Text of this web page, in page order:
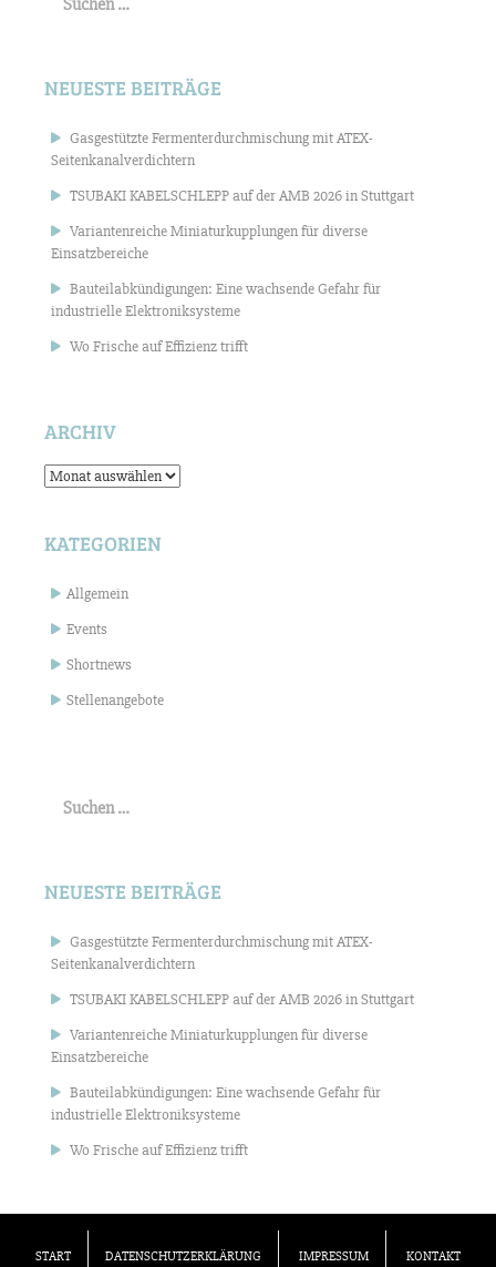
NEUESTE BEITRÄGE
Gasgestützte Fermenterdurchmischung mit ATEX-
Seitenkanalverdichtern
TSUBAKI KABELSCHLEPP auf der AMB 2026 in Stuttgart
Variantenreiche Miniaturkupplungen für diverse
Einsatzbereiche
Bauteilabkündigungen: Eine wachsende Gefahr für
industrielle Elektroniksysteme
Wo Frische auf Effizienz trifft
ARCHIV
Archiv
KATEGORIEN
Allgemein
Events
Shortnews
Stellenangebote
nach:
NEUESTE BEITRÄGE
Gasgestützte Fermenterdurchmischung mit ATEX-
Seitenkanalverdichtern
TSUBAKI KABELSCHLEPP auf der AMB 2026 in Stuttgart
Variantenreiche Miniaturkupplungen für diverse
Einsatzbereiche
Bauteilabkündigungen: Eine wachsende Gefahr für
industrielle Elektroniksysteme
Wo Frische auf Effizienz trifft
START DATENSCHUTZERKLÄRUNG IMPRESSUM KONTAKT